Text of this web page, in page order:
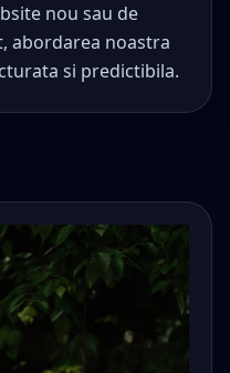
nou sau de
abordarea noastra
si predictibila.